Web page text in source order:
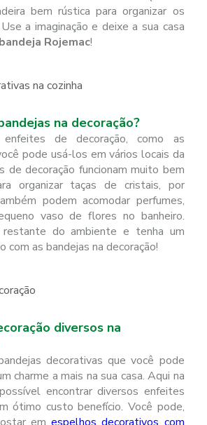
bem rústica para organizar os
a imaginação e deixe a sua casa
bandeja Rojemac!
na decoração?
de decoração, como as
pode usá-los em vários locais da
de decoração funcionam muito bem
organizar taças de cristais, por
podem acomodar perfumes,
vaso de flores no banheiro.
restante do ambiente e tenha um
com as bandejas na decoração!
diversos na
decorativas que você pode
charme a mais na sua casa. Aqui na
encontrar diversos enfeites
ótimo custo benefício. Você pode,